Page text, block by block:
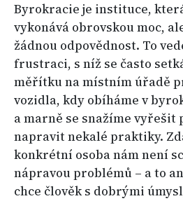
Byrokracie je instituce,
vykonává obrovskou moc,
žádnou odpovědnost. To
frustraci, s níž se často
měřítku na místním úřadě
vozidla, kdy obíháme v
a marně se snažíme vyřešit
napravit nekalé praktiky.
konkrétní osoba nám není
nápravou problémů – a to
chce člověk s dobrými